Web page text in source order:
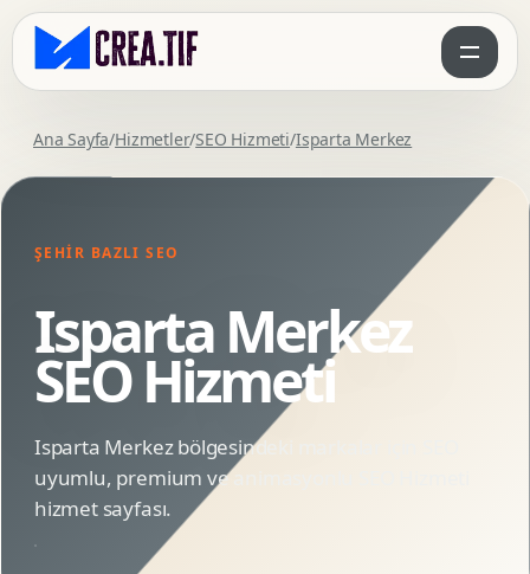
Ana Sayfa/Hizmetler/SEO Hizmeti/Isparta Merkez
ŞEHIR BAZLI SEO
Isparta Merkez
SEO Hizmeti
Isparta Merkez bölgesindeki markalar için SEO
uyumlu, premium ve animasyonlu SEO Hizmeti
hizmet sayfası.